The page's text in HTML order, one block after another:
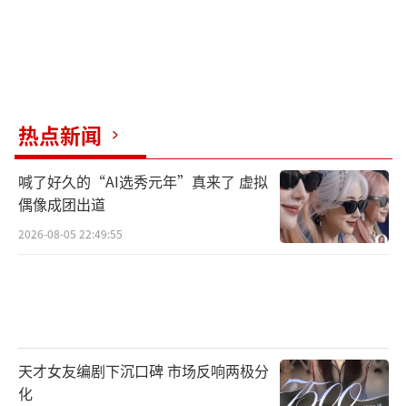
热点新闻
喊了好久的“AI选秀元年”真来了 虚拟
偶像成团出道
2026-08-05 22:49:55
天才女友编剧下沉口碑 市场反响两极分
化